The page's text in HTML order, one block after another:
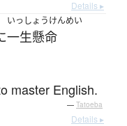
Details ▸
いっしょうけんめい
一生懸命
master English.
— Tatoeba
Details ▸